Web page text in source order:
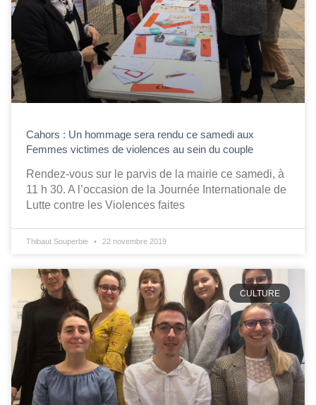
Cahors : Un hommage sera rendu ce samedi aux
Femmes victimes de violences au sein du couple
Rendez-vous sur le parvis de la mairie ce samedi, à
11 h 30. A l’occasion de la Journée Internationale de
Lutte contre les Violences faites
Thibaut Souperbie 22 novembre 2019
CULTURE